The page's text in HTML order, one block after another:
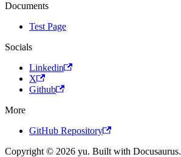
Documents
Test Page
Socials
Linkedin
X
Github
More
GitHub Repository
Copyright © 2026 yu. Built with Docusaurus.